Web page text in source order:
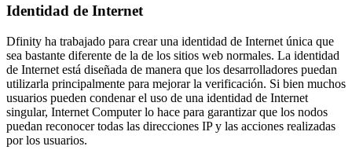
Identidad de Internet
Dfinity ha trabajado para crear una identidad de Internet única que
sea bastante diferente de la de los sitios web normales. La identidad
de Internet está diseñada de manera que los desarrolladores puedan
utilizarla principalmente para mejorar la verificación. Si bien muchos
usuarios pueden condenar el uso de una identidad de Internet
singular, Internet Computer lo hace para garantizar que los nodos
puedan reconocer todas las direcciones IP y las acciones realizadas
por los usuarios.